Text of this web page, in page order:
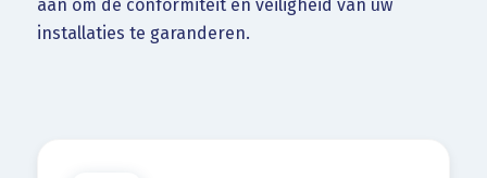
aan om de conformiteit en veiligheid van uw
installaties te garanderen.